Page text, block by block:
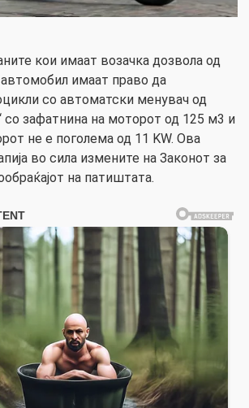
кои имаат возачка дозвола од
автомобил имаат право да
со автоматски менувач од
со зафатнина на моторот од 125 м3 и
не е поголема од 11 KW. Ова
во сила измените на Законот за
на патиштата.